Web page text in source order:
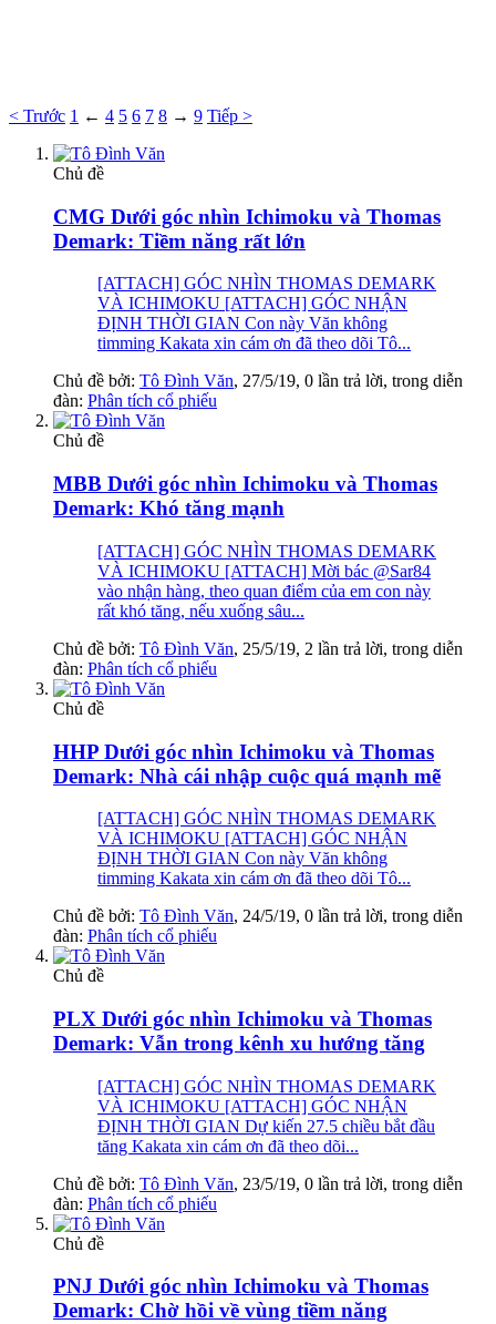
< Trước 1 ← 4 5 6 7 8 → 9 Tiếp >
Chủ đề
CMG Dưới góc nhìn Ichimoku và Thomas
Demark: Tiềm năng rất lớn
[ATTACH] GÓC NHÌN THOMAS DEMARK
VÀ ICHIMOKU [ATTACH] GÓC NHẬN
ĐỊNH THỜI GIAN Con này Văn không
timming Kakata xin cám ơn đã theo dõi Tô...
Chủ đề bởi: Tô Đình Văn, 27/5/19, 0 lần trả lời, trong diễn
đàn: Phân tích cổ phiếu
Chủ đề
MBB Dưới góc nhìn Ichimoku và Thomas
Demark: Khó tăng mạnh
[ATTACH] GÓC NHÌN THOMAS DEMARK
VÀ ICHIMOKU [ATTACH] Mời bác @Sar84
vào nhận hàng, theo quan điểm của em con này
rất khó tăng, nếu xuống sâu...
Chủ đề bởi: Tô Đình Văn, 25/5/19, 2 lần trả lời, trong diễn
đàn: Phân tích cổ phiếu
Chủ đề
HHP Dưới góc nhìn Ichimoku và Thomas
Demark: Nhà cái nhập cuộc quá mạnh mẽ
[ATTACH] GÓC NHÌN THOMAS DEMARK
VÀ ICHIMOKU [ATTACH] GÓC NHẬN
ĐỊNH THỜI GIAN Con này Văn không
timming Kakata xin cám ơn đã theo dõi Tô...
Chủ đề bởi: Tô Đình Văn, 24/5/19, 0 lần trả lời, trong diễn
đàn: Phân tích cổ phiếu
Chủ đề
PLX Dưới góc nhìn Ichimoku và Thomas
Demark: Vẫn trong kênh xu hướng tăng
[ATTACH] GÓC NHÌN THOMAS DEMARK
VÀ ICHIMOKU [ATTACH] GÓC NHẬN
ĐỊNH THỜI GIAN Dự kiến 27.5 chiều bắt đầu
tăng Kakata xin cám ơn đã theo dõi...
Chủ đề bởi: Tô Đình Văn, 23/5/19, 0 lần trả lời, trong diễn
đàn: Phân tích cổ phiếu
Chủ đề
PNJ Dưới góc nhìn Ichimoku và Thomas
Demark: Chờ hồi về vùng tiềm năng